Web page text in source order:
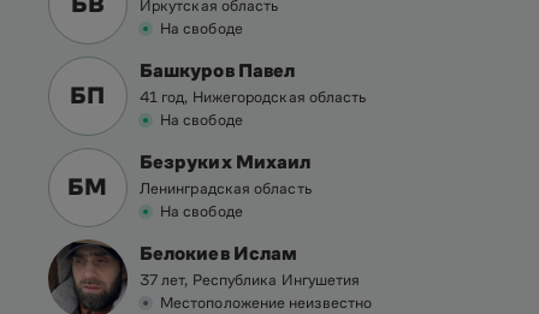
Иркутская область
На свободе
БП
Башкуров Павел
41 год, Нижегородская область
На свободе
БМ
Безруких Михаил
Ленинградская область
На свободе
Белокиев Ислам
37 лет, Республика Ингушетия
Местоположение неизвестно